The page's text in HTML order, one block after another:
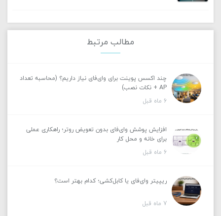
مطالب مرتبط
چند اکسس پوینت برای وای‌فای نیاز داریم؟ (محاسبه تعداد
AP + نکات نصب)
6 ماه قبل
افزایش پوشش وای‌فای بدون تعویض روتر؛ راهکاری عملی
برای خانه و محل کار
6 ماه قبل
ریپیتر وای‌فای یا کابل‌کشی؛ کدام بهتر است؟
7 ماه قبل